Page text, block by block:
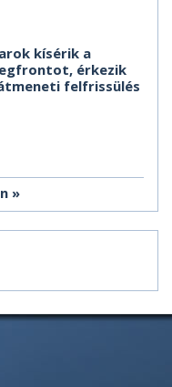
kísérik a
érkezik
felfrissülés